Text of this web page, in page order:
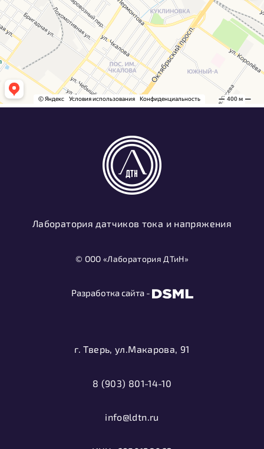
Лаборатория датчиков тока и напряжения
© ООО «Лаборатория ДТиН»
Разработка сайта -
г. Тверь, ул.Макарова, 91
8 (903) 801-14-10
info@ldtn.ru